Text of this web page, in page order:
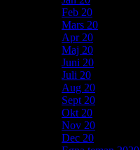
Feb 20
Mars 20
Apr 20
Maj 20
Juni 20
Juli 20
Aug 20
Sept 20
Okt 20
Nov 20
Dec 20